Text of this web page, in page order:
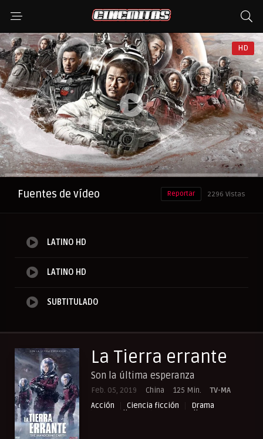
HD
Anuncio
Fuentes de vídeo 2296 Vistas
Reportar
LATINO HD
LATINO HD
SUBTITULADO
La Tierra errante
Son la última esperanza
Feb. 05, 2019 China 125 Min.
TV-MA
Acción
Ciencia ficción
Drama
NewPelis org
Paraveronline